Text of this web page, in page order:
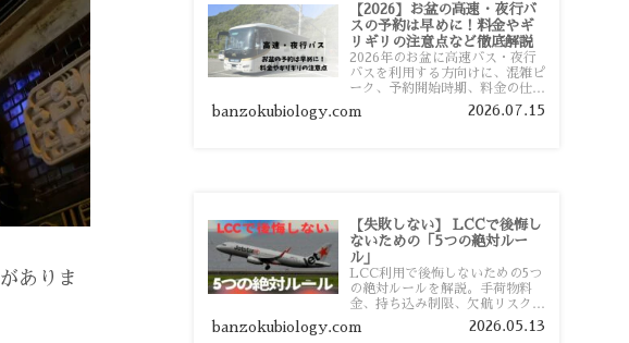
がありま
【2026】お盆の高速・夜行バ
スの予約は早めに！料金やギ
リギリの注意点など徹底解説
2026年のお盆に高速バス・夜行
バスを利用する方向けに、混雑ピ
ーク、予約開始時期、料金の仕組
み、キャンセル待ちのコツ、直前
予約の注意点まで詳しく解説しま
banzokubiology.com 2026.07.15
【失敗しない】 LCCで後悔し
ないための「5つの絶対ルー
ル」
LCC利用で後悔しないための5つ
の絶対ルールを解説。手荷物料
金、持ち込み制限、欠航リスク、
時間厳守など、格安航空会社を利
用する前に知っておきたい注意点
banzokubiology.com 2026.05.13